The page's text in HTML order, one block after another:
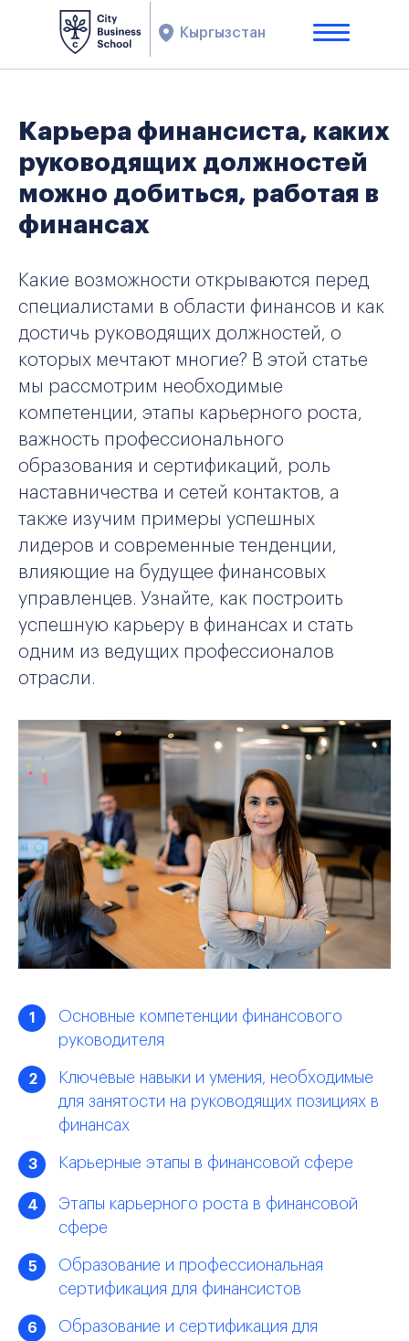
Кыргызстан
Карьера финансиста, каких
руководящих должностей
можно добиться, работая в
финансах
Какие возможности открываются перед
специалистами в области финансов и как
достичь руководящих должностей, о
которых мечтают многие? В этой статье
мы рассмотрим необходимые
компетенции, этапы карьерного роста,
важность профессионального
образования и сертификаций, роль
наставничества и сетей контактов, а
также изучим примеры успешных
лидеров и современные тенденции,
влияющие на будущее финансовых
управленцев. Узнайте, как построить
успешную карьеру в финансах и стать
одним из ведущих профессионалов
отрасли.
1
Основные компетенции финансового
руководителя
2
Ключевые навыки и умения, необходимые
для занятости на руководящих позициях в
финансах
3 Карьерные этапы в финансовой сфере
4
Этапы карьерного роста в финансовой
сфере
5
Образование и профессиональная
сертификация для финансистов
6
Образование и сертификация для